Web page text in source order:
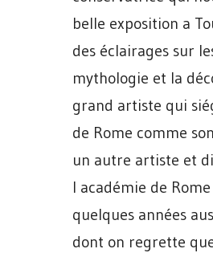
belle exposition a
des éclairages sur
mythologie et la
grand artiste qui
de Rome comme
un autre artiste et
l académie de
quelques années
dont on regrette